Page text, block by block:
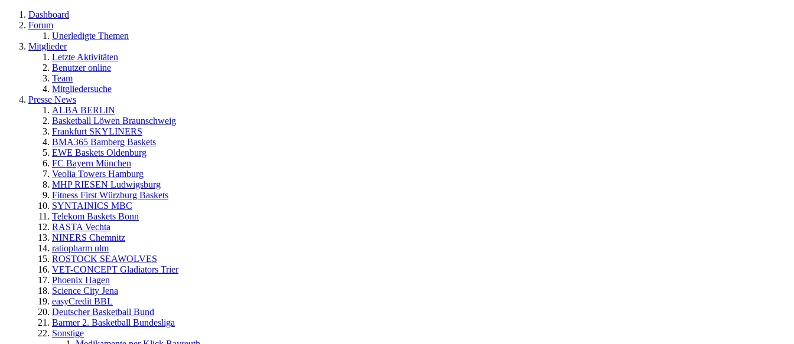
Dashboard
Forum
Unerledigte Themen
Mitglieder
Letzte Aktivitäten
Benutzer online
Team
Mitgliedersuche
Presse News
ALBA BERLIN
Basketball Löwen Braunschweig
Frankfurt SKYLINERS
BMA365 Bamberg Baskets
EWE Baskets Oldenburg
FC Bayern München
Veolia Towers Hamburg
MHP RIESEN Ludwigsburg
Fitness First Würzburg Baskets
SYNTAINICS MBC
Telekom Baskets Bonn
RASTA Vechta
NINERS Chemnitz
ratiopharm ulm
ROSTOCK SEAWOLVES
VET-CONCEPT Gladiators Trier
Phoenix Hagen
Science City Jena
easyCredit BBL
Deutscher Basketball Bund
Barmer 2. Basketball Bundesliga
Sonstige